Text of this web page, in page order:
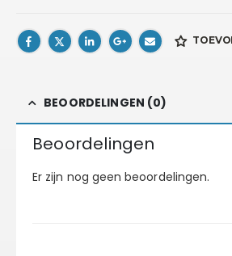
BEOORDELINGEN (0)
Beoordelingen
Er zijn nog geen beoordelingen.